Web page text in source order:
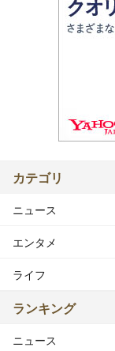
カテゴリ
ニュース
エンタメ
ライフ
ランキング
ニュース